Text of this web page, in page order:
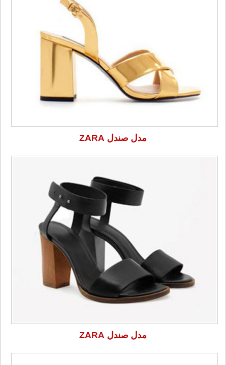
مدل صندل ZARA
مدل صندل ZARA